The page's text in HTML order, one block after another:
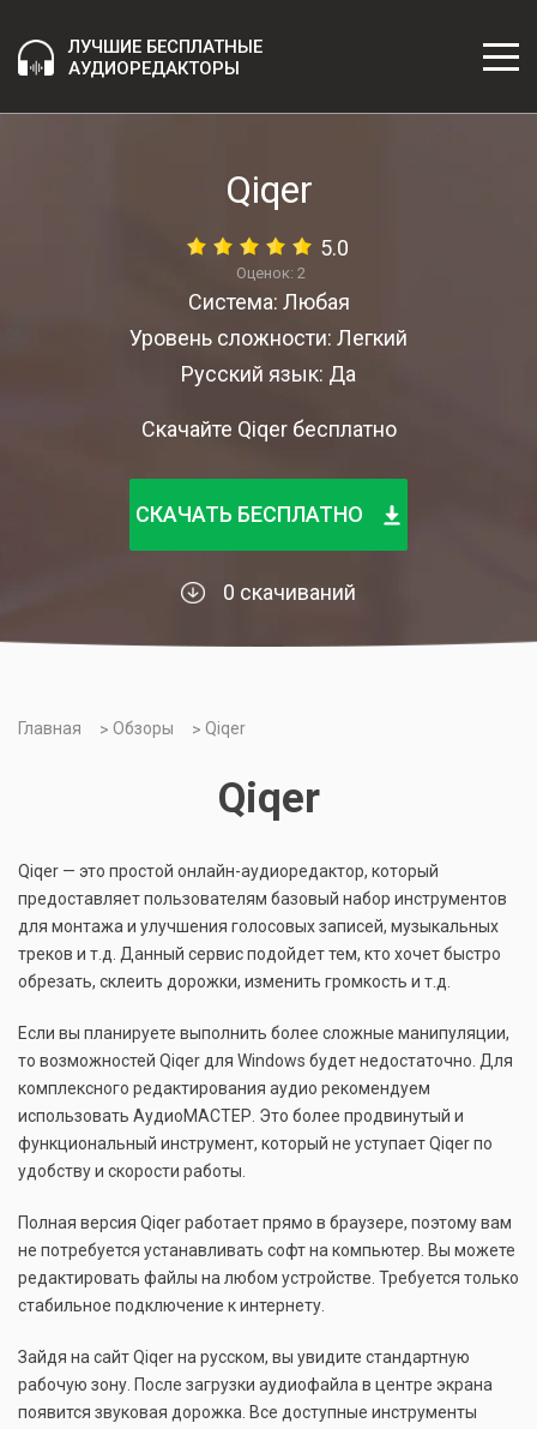
ЛУЧШИЕ БЕСПЛАТНЫЕ
АУДИОРЕДАКТОРЫ
Qiqer
5.0
Оценок: 2
Система: Любая
Уровень сложности: Легкий
Русский язык: Да
Скачайте Qiqer бесплатно
СКАЧАТЬ БЕСПЛАТНО
0 скачиваний
Главная Обзоры Qiqer
Qiqer
Qiqer — это простой онлайн-аудиоредактор, который
предоставляет пользователям базовый набор инструментов
для монтажа и улучшения голосовых записей, музыкальных
треков и т.д. Данный сервис подойдет тем, кто хочет быстро
обрезать, склеить дорожки, изменить громкость и т.д.
Если вы планируете выполнить более сложные манипуляции,
то возможностей Qiqer для Windows будет недостаточно. Для
комплексного редактирования аудио рекомендуем
использовать АудиоМАСТЕР. Это более продвинутый и
функциональный инструмент, который не уступает Qiqer по
удобству и скорости работы.
Полная версия Qiqer работает прямо в браузере, поэтому вам
не потребуется устанавливать софт на компьютер. Вы можете
редактировать файлы на любом устройстве. Требуется только
стабильное подключение к интернету.
Зайдя на сайт Qiqer на русском, вы увидите стандартную
рабочую зону. После загрузки аудиофайла в центре экрана
появится звуковая дорожка. Все доступные инструменты